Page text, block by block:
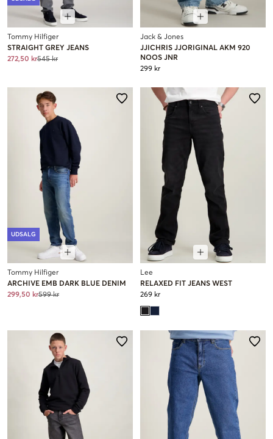
Tommy Hilfiger
STRAIGHT GREY JEANS
272,50 kr545 kr
Jack & Jones
JJICHRIS JJORIGINAL AKM 920
NOOS JNR
299 kr
UDSALG
Tommy Hilfiger
ARCHIVE EMB DARK BLUE DENIM
299,50 kr599 kr
Lee
RELAXED FIT JEANS WEST
269 kr